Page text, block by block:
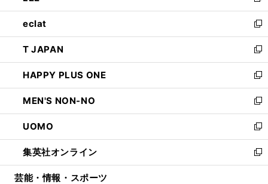
開
く
ウ
で
開
く
ン
ド
ウ
で
開
く
ウ
ィ
ン
ド
ウ
で
開
く
し
い
ウ
ィ
ン
ド
ウ
で
開
く
eclat
新
し
い
ウ
ィ
ン
ド
ウ
で
開
く
T JAPAN
新
し
い
ウ
ィ
ン
ド
ウ
で
開
HAPPY PLUS ONE
新
し
い
ウ
ィ
ン
ド
ウ
MEN'S NON-NO
新
し
い
ウ
ィ
ン
UOMO
新
し
い
ウ
集英社オンライン
新
し
芸能・情報・スポーツ